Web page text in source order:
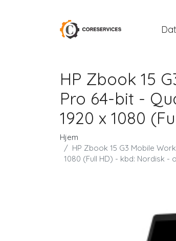
HP Zbook 15
Pro 64-bit -
1920 x 1080
Hjem
HP Zbook 15 G3 Mobile
1080 (Full HD) - kbd: Nordisk -